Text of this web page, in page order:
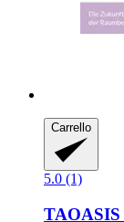
Carrello
5.0 (1)
TAOASIS